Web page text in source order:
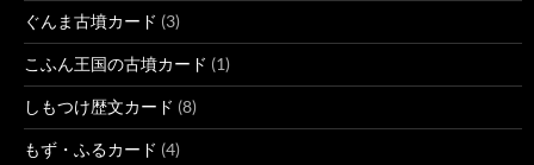
ぐんま古墳カード (3)
こふん王国の古墳カード (1)
しもつけ歴文カード (8)
もず・ふるカード (4)